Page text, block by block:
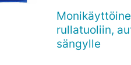

rullatuoliin,
sängylle